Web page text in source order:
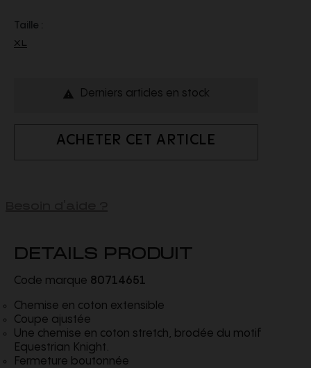
Taille :
XL
 Derniers articles en stock
ACHETER CET ARTICLE
DETAILS PRODUIT
Code marque 80714651
Chemise en coton extensible
Coupe ajustée
Une chemise en coton stretch, brodée du motif
Equestrian Knight.
Fermeture boutonnée